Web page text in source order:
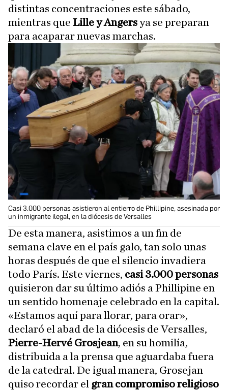
distintas concentraciones este sábado,
mientras que Lille y Angersya se preparan
para acaparar nuevas marchas.
Casi 3.000 personas asistieron al entierro de Phillipine, asesinada por
un inmigrante ilegal, en la diócesis de Versalles
De esta manera, asistimos a un fin de
semana clave en el país galo, tan solo unas
horas después de que el silencio invadiera
todo París. Este viernes, casi 3.000 personas
quisieron dar su último adiós a Phillipine en
un sentido homenaje celebrado en la capital.
«Estamos aquí para llorar, para orar»,
declaró el abad de la diócesis de Versalles,
Pierre-Hervé Grosjean, en su homilía,
distribuida a la prensa que aguardaba fuera
de la catedral. De igual manera, Grosejan
quiso recordar el gran compromiso religioso